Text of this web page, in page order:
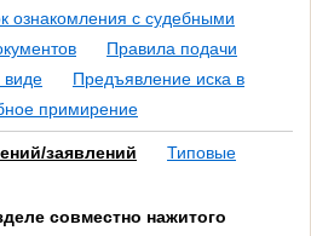
ознакомления с судебными
Правила подачи
виде
Предъявление иска в
примирение
заявлений
Типовые
совместно нажитого